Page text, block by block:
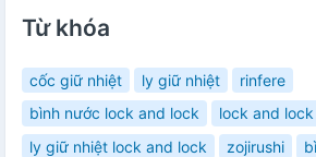
Từ khóa
cốc giữ nhiệt ly giữ nhiệt
rinfere
bình nước lock and lock
lock and lock
ly giữ nhiệt lock and lock
zojirushi